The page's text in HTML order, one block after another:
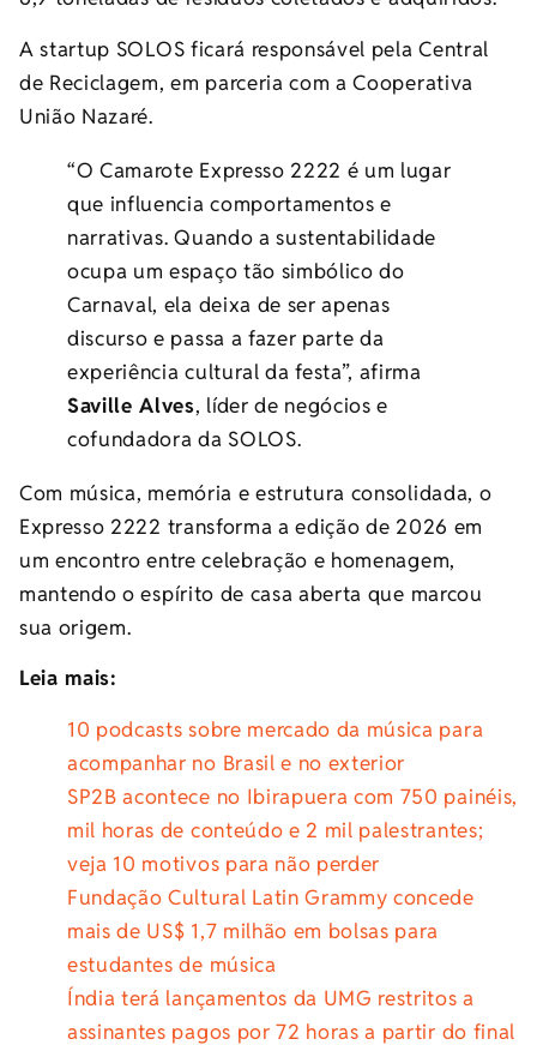
A startup SOLOS ficará responsável pela Central
de Reciclagem, em parceria com a Cooperativa
União Nazaré.
“O Camarote Expresso 2222 é um lugar
que influencia comportamentos e
narrativas. Quando a sustentabilidade
ocupa um espaço tão simbólico do
Carnaval, ela deixa de ser apenas
discurso e passa a fazer parte da
experiência cultural da festa”, afirma
Saville Alves, líder de negócios e
cofundadora da SOLOS.
Com música, memória e estrutura consolidada, o
Expresso 2222 transforma a edição de 2026 em
um encontro entre celebração e homenagem,
mantendo o espírito de casa aberta que marcou
sua origem.
Leia mais:
10 podcasts sobre mercado da música para
acompanhar no Brasil e no exterior
SP2B acontece no Ibirapuera com 750 painéis,
mil horas de conteúdo e 2 mil palestrantes;
veja 10 motivos para não perder
Fundação Cultural Latin Grammy concede
mais de US$ 1,7 milhão em bolsas para
estudantes de música
Índia terá lançamentos da UMG restritos a
assinantes pagos por 72 horas a partir do final